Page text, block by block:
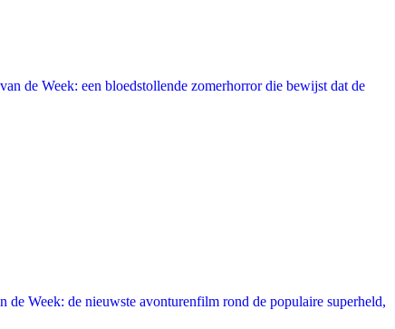
de Week: een bloedstollende zomerhorror die bewijst dat de
Week: de nieuwste avonturenfilm rond de populaire superheld,